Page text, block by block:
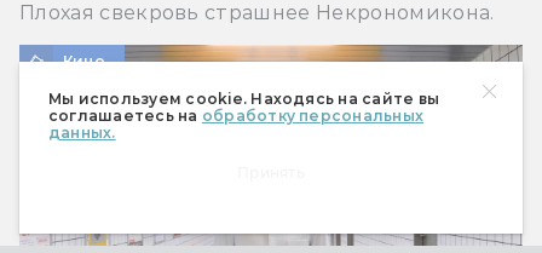
Мы используем cookie. Находясь на сайте вы
соглашаетесь на обработку персональных
данных.
Плохая свекровь страшнее Некрономикона.
Кино